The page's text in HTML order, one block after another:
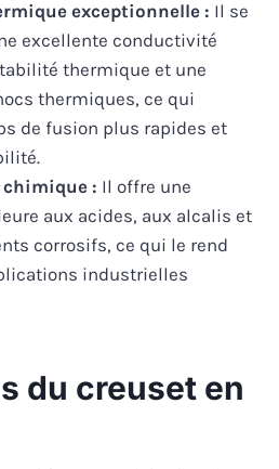
exceptionnelle : Il se
excellente conductivité
thermique et une
thermiques, ce qui
de fusion plus rapides et
chimique : Il offre une
aux acides, aux alcalis et
corrosifs, ce qui le rend
industrielles
du creuset en